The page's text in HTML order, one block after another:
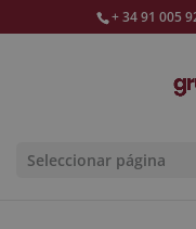
+ 34 91 005
Seleccionar página